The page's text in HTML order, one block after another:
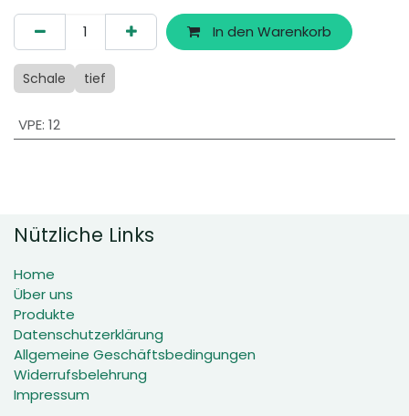
In den Warenkorb
Schale tief
VPE: 12
Nützliche Links
Home
Über uns
Produkte
Datenschutzerklärung
Allgemeine Geschäftsbedingungen
Widerrufsbelehrung
Impressum